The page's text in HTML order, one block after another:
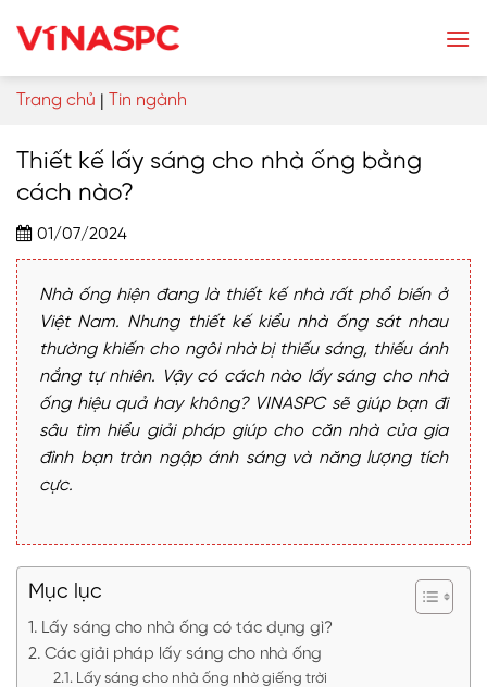
Trang chủ | Tin ngành
Thiết kế lấy sáng cho nhà ống bằng
cách nào?
01/07/2024
Nhà ống hiện đang là thiết kế nhà rất phổ biến ở
Việt Nam. Nhưng thiết kế kiểu nhà ống sát nhau
thường khiến cho ngôi nhà bị thiếu sáng, thiếu ánh
nắng tự nhiên. Vậy có cách nào lấy sáng cho nhà
ống hiệu quả hay không? VINASPC sẽ giúp bạn đi
sâu tìm hiểu giải pháp giúp cho căn nhà của gia
đình bạn tràn ngập ánh sáng và năng lượng tích
cực.
Mục lục
Lấy sáng cho nhà ống có tác dụng gì?
Các giải pháp lấy sáng cho nhà ống
Lấy sáng cho nhà ống nhờ giếng trời